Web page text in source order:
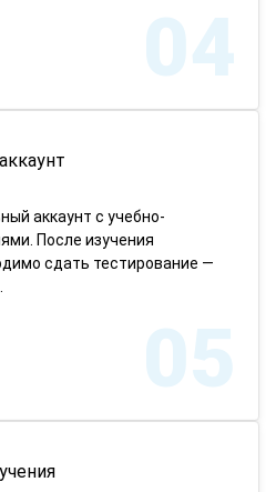
04
аккаунт с учебно-
После изучения
сдать тестирование —
05